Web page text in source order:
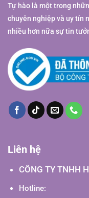
Tự hào là một trong
chuyên nghiệp và uy tín
nhiều hơn nữa sự tin
Liên hệ
CÔNG TY TNHH
Hotline: